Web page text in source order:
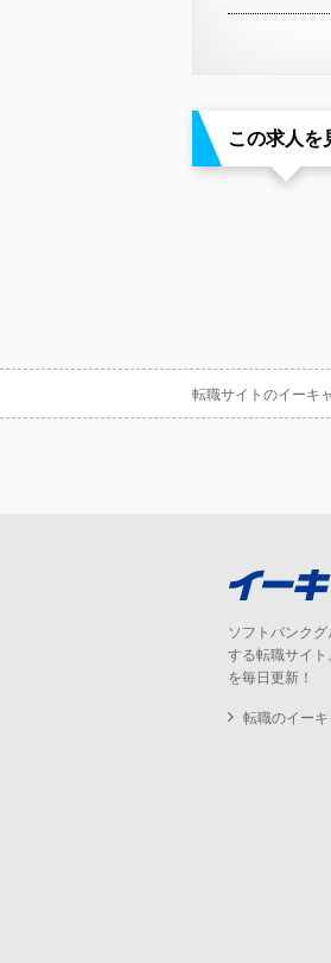
この求人を
転職サイトのイーキ
ソフトバンク
する転職サイ
を毎日更新！
転職のイー